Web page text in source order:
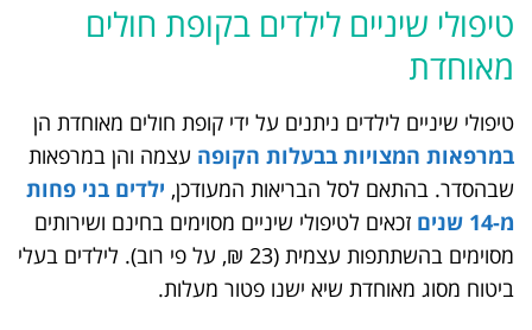
טיפולי שיניים לילדים בקופת חולים
מאוחדת
טיפולי שיניים לילדים ניתנים על ידי קופת חולים מאוחדת הן
במרפאות המצויות בבעלות הקופה עצמה והן במרפאות
שבהסדר. בהתאם לסל הבריאות המעודכן, ילדים בני פחות
מ-14 שנים
זכאים לטיפולי שיניים מסוימים בחינם ושירותים
מסוימים בהשתתפות עצמית (23 ₪, על פי רוב). לילדים בעלי
ביטוח מסוג מאוחדת שיא ישנו פטור מעלות.